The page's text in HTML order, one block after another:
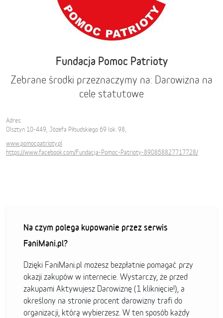
Fundacja Pomoc Patrioty
Zebrane środki przeznaczymy na: Darowizna na
cele statutowe
Adres:
Olsztyn 10-449, Józefa Piłsudskiego 69 lok. 98,
www.pomocpatrioty.pl
https://www.facebook.com/Fundacja-Pomoc-Patrioty-890858827717728/
Na czym polega kupowanie przez serwis
FaniMani.pl?
Dzięki FaniMani.pl możesz bezpłatnie pomagać przy
okazji zakupów w internecie. Wystarczy, że przed
zakupami Aktywujesz Darowiznę (1 kliknięcie!), a
określony na stronie procent darowizny trafi do
organizacji, którą wybierzesz. W ten sposób każdy